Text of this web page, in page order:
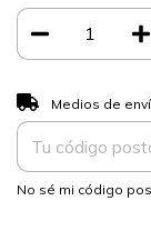
Entregas para el CP:
Medios de
No sé mi código